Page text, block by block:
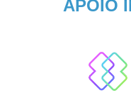
APOIO